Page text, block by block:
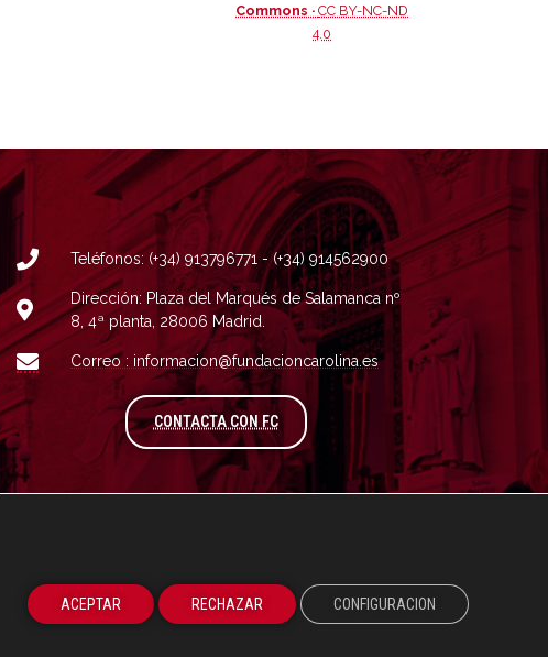
Commons ·CC BY-NC-ND
4.0
Teléfonos: (+34) 913796771 - (+34) 914562900
Dirección: Plaza del Marqués de Salamanca nº
8, 4ª planta, 28006 Madrid.
Correo : informacion@fundacioncarolina.es
CONTACTA CON FCA TRAVÉS DEL FORMULARIO DE
ACEPTAR RECHAZAR CONFIGURACION